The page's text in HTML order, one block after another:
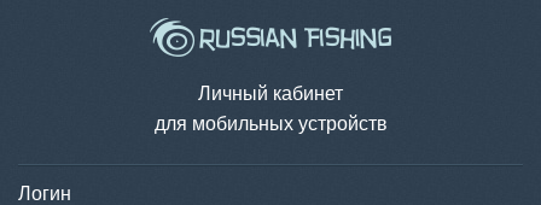
Личный кабинет
для мобильных устройств
Логин